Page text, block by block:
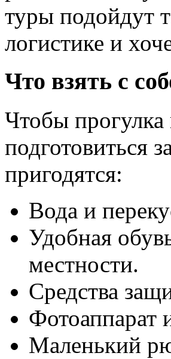
туры подойдут
логистике и
Что взять с
Чтобы
подготовиться
пригодятся:
Вода и
Удобная
местности.
Средства
Фотоаппарат
Маленький